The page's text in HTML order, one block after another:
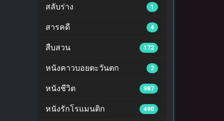
สลับร่าง 1
สารคดี 4
สืบสวน 172
หนังคาวบอยตะวันตก 2
หนังชีวิต 987
หนังรักโรแมนติก 490